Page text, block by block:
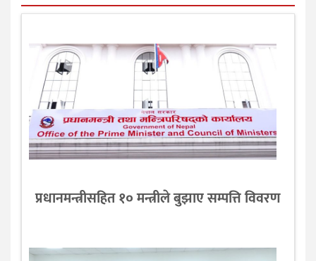
प्रधानमन्त्रीसहित १० मन्त्रीले बुझाए सम्पत्ति विवरण